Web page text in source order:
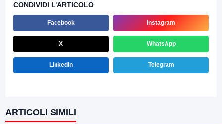
CONDIVIDI L'ARTICOLO
Facebook Instagram
X WhatsApp
LinkedIn Telegram
ARTICOLI SIMILI